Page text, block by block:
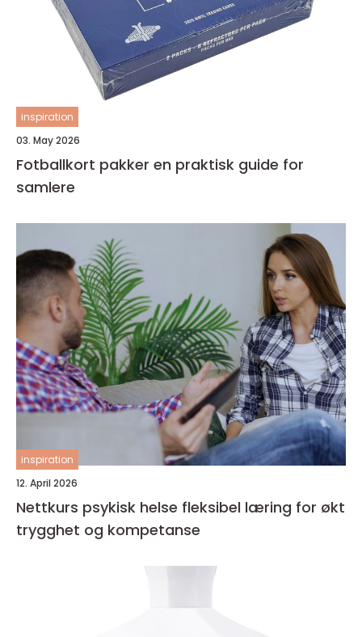
inspiration
03. May 2026
Fotballkort pakker en praktisk guide for
samlere
inspiration
12. April 2026
Nettkurs psykisk helse fleksibel læring for økt
trygghet og kompetanse